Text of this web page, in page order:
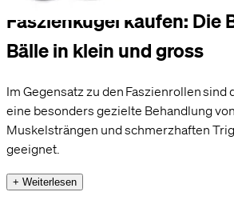
Faszienkugel kaufen: Die
Bälle in klein und gross
Im Gegensatz zu den Faszienrollen sind
eine besonders gezielte Behandlung
Muskelsträngen und schmerzhaften
geeignet.
+ Weiterlesen